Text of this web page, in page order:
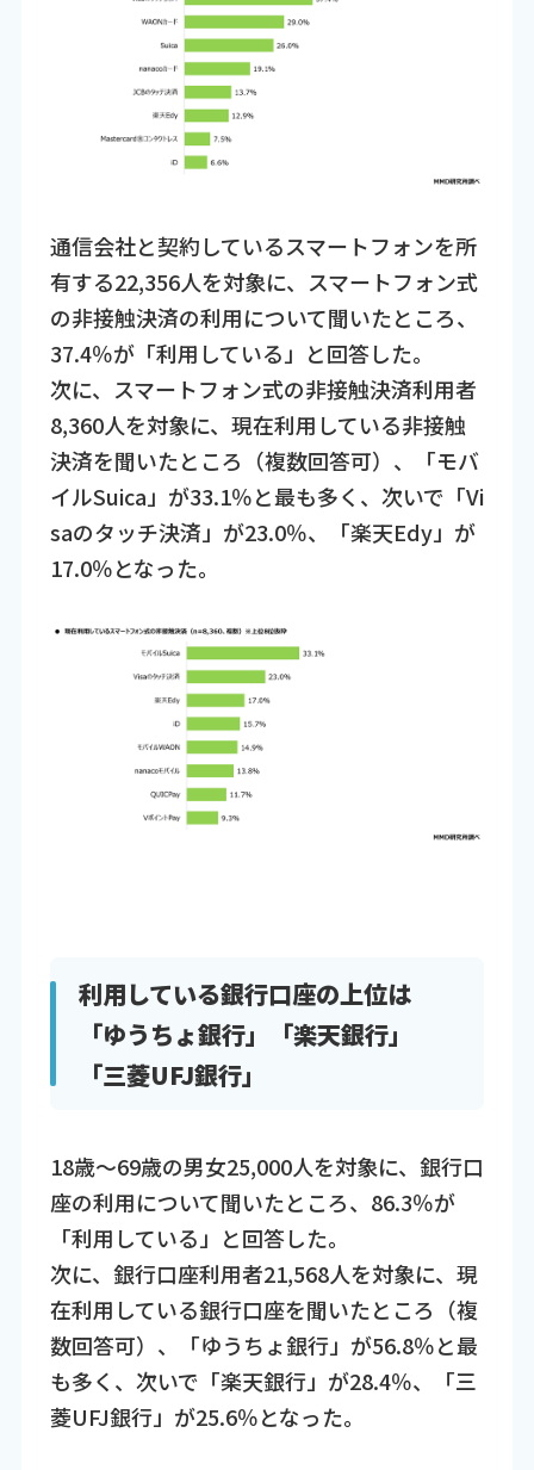
通信会社と契約しているスマートフォンを所
有する22,356人を対象に、スマートフォン式
の非接触決済の利用について聞いたところ、
37.4％が「利用している」と回答した。
次に、スマートフォン式の非接触決済利用者
8,360人を対象に、現在利用している非接触
決済を聞いたところ（複数回答可）、「モバ
イルSuica」が33.1％と最も多く、次いで「Vi
saのタッチ決済」が23.0％、「楽天Edy」が
17.0％となった。
利用している銀行口座の上位は
「ゆうちょ銀行」「楽天銀行」
「三菱UFJ銀行」
18歳～69歳の男女25,000人を対象に、銀行口
座の利用について聞いたところ、86.3％が
「利用している」と回答した。
次に、銀行口座利用者21,568人を対象に、現
在利用している銀行口座を聞いたところ（複
数回答可）、「ゆうちょ銀行」が56.8％と最
も多く、次いで「楽天銀行」が28.4％、「三
菱UFJ銀行」が25.6％となった。